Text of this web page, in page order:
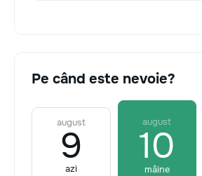
Pe când este nevoie?
august
9
azi
august
10
mâine